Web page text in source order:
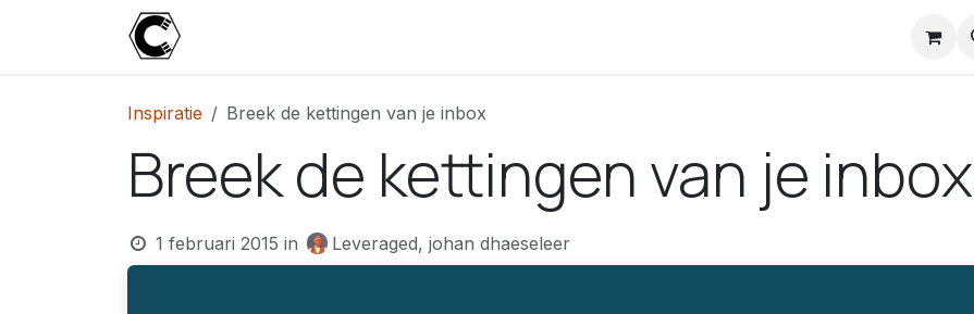
Overslaan naar inhoud
Inspiratie Breek de kettingen van je inbox
Breek de kettingen van je inbox
1 februari 2015 in Leveraged, johan dhaeseleer